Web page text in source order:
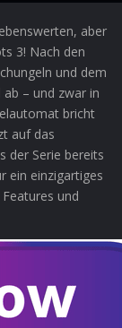
aber
3! Nach den
und dem
– und zwar in
bricht
auf das
der Serie bereits
ein einzigartiges
und